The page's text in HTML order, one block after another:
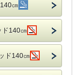
㎝
140㎝
ド140㎝